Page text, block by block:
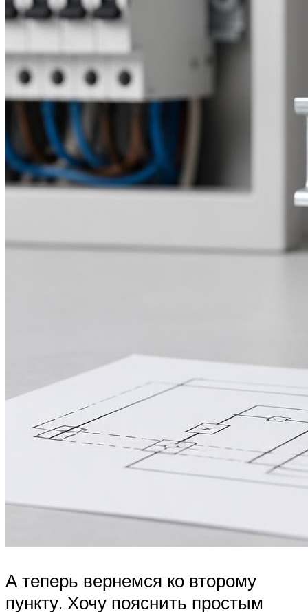
А теперь вернемся ко второму
пункту. Хочу пояснить простым